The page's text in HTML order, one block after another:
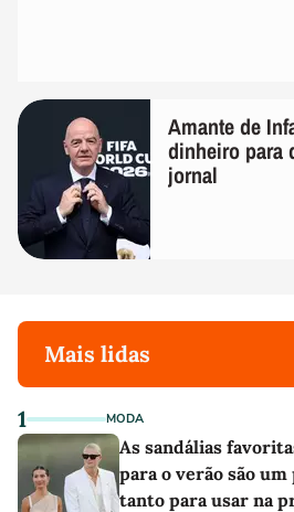
Amante de
dinheiro para
jornal
Mais lidas
1 MODA
As sandálias
para o verão são
tanto para usar na